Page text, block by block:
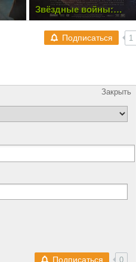
Звёздные войны:
Эпизод 2 – Атака
клонов (2002)
Подписаться 1
Закрыть
Подписаться 0